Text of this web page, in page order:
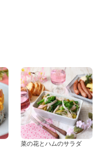
菜の花とハムのサラダ